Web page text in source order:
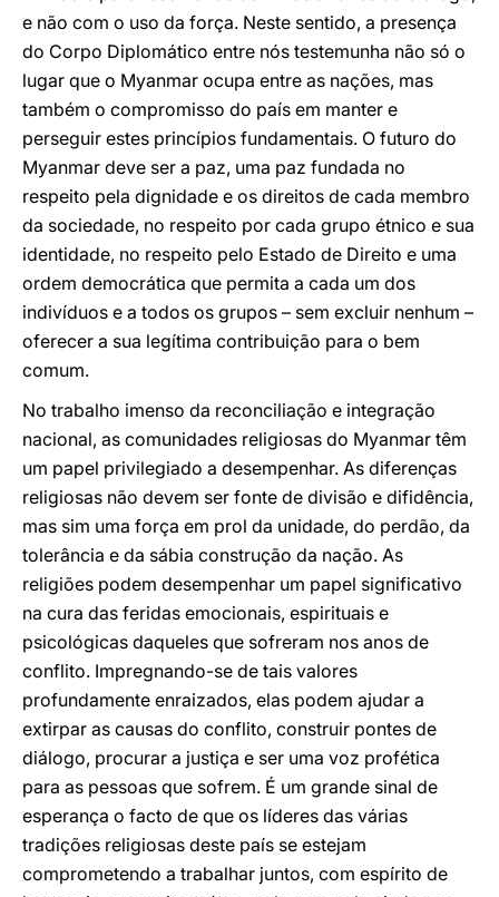
e não com o uso da força. Neste sentido, a presença
do Corpo Diplomático entre nós testemunha não só o
lugar que o Myanmar ocupa entre as nações, mas
também o compromisso do país em manter e
perseguir estes princípios fundamentais. O futuro do
Myanmar deve ser a paz, uma paz fundada no
respeito pela dignidade e os direitos de cada membro
da sociedade, no respeito por cada grupo étnico e sua
identidade, no respeito pelo Estado de Direito e uma
ordem democrática que permita a cada um dos
indivíduos e a todos os grupos – sem excluir nenhum –
oferecer a sua legítima contribuição para o bem
comum.
No trabalho imenso da reconciliação e integração
nacional, as comunidades religiosas do Myanmar têm
um papel privilegiado a desempenhar. As diferenças
religiosas não devem ser fonte de divisão e difidência,
mas sim uma força em prol da unidade, do perdão, da
tolerância e da sábia construção da nação. As
religiões podem desempenhar um papel significativo
na cura das feridas emocionais, espirituais e
psicológicas daqueles que sofreram nos anos de
conflito. Impregnando-se de tais valores
profundamente enraizados, elas podem ajudar a
extirpar as causas do conflito, construir pontes de
diálogo, procurar a justiça e ser uma voz profética
para as pessoas que sofrem. É um grande sinal de
esperança o facto de que os líderes das várias
tradições religiosas deste país se estejam
comprometendo a trabalhar juntos, com espírito de